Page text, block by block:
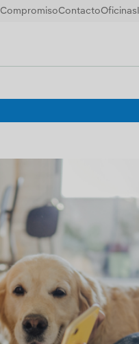
CompromisoContactoOficinas